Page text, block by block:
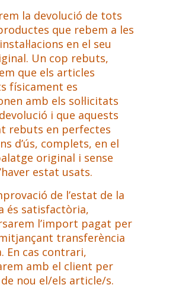
la devolució de tots
que rebem a les
en el seu
Un cop rebuts,
que els articles
físicament es
amb els sol·licitats
i que aquests
rebuts en perfectes
d’ús, complets, en el
original i sense
estat usats.
de l’estat de la
és satisfactòria,
l’import pagat per
transferència
En cas contrari,
amb el client per
nou el/els article/s.